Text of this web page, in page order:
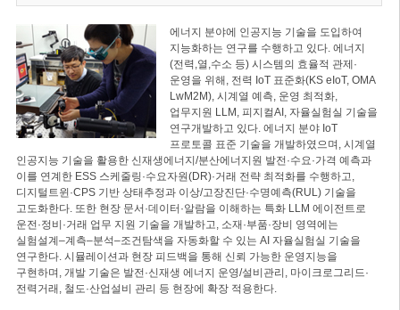
에너지 분야에 인공지능 기술을 도입하여
지능화하는 연구를 수행하고 있다. 에너지
(전력,열,수소 등) 시스템의 효율적 관제·
운영을 위해, 전력 IoT 표준화(KS eIoT, OMA
LwM2M), 시계열 예측, 운영 최적화,
업무지원 LLM, 피지컬AI, 자율실험실 기술을
연구개발하고 있다. 에너지 분야 IoT
프로토콜 표준 기술을 개발하였으며, 시계열
인공지능 기술을 활용한 신재생에너지/분산에너지원 발전·수요·가격 예측과
이를 연계한 ESS 스케줄링·수요자원(DR)·거래 전략 최적화를 수행하고,
디지털트윈·CPS 기반 상태추정과 이상/고장진단·수명예측(RUL) 기술을
고도화한다. 또한 현장 문서·데이터·알람을 이해하는 특화 LLM 에이전트로
운전·정비·거래 업무 지원 기술을 개발하고, 소재·부품·장비 영역에는
실험설계–계측–분석–조건탐색을 자동화할 수 있는 AI 자율실험실 기술을
연구한다. 시뮬레이션과 현장 피드백을 통해 신뢰 가능한 운영지능을
구현하며, 개발 기술은 발전·신재생 에너지 운영/설비관리, 마이크로그리드·
전력거래, 철도·산업설비 관리 등 현장에 확장 적용한다.